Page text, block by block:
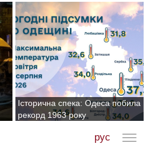
Історична спека: Одеса побила
рекорд 1963 року
рус